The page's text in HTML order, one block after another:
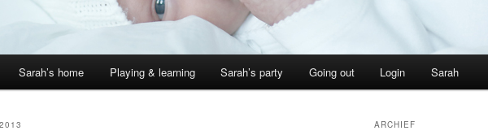
Sarah’s home Playing & learning Sarah’s party Going out Login Sarah
ARCHIEF